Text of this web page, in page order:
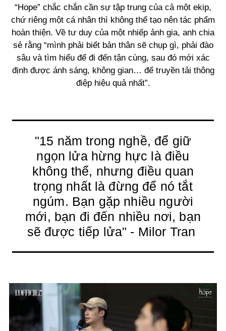
“Hope” chắc chắn cần sự tập trung của cả một ekip,
chứ riêng một cá nhân thì không thể tạo nên tác phẩm
hoàn thiện. Về tư duy của một nhiếp ảnh gia, anh chia
sẻ rằng “mình phải biết bản thân sẽ chụp gì, phải đào
sâu và tìm hiểu để đi đến tận cùng, sau đó mới xác
định được ánh sáng, không gian… để truyền tải thông
điệp hiệu quả nhất”.
"15 năm trong nghề, để giữ
ngọn lửa hừng hực là điều
không thể, nhưng điều quan
trọng nhất là đừng để nó tắt
ngúm. Bạn gặp nhiều người
mới, bạn đi đến nhiều nơi, bạn
sẽ được tiếp lửa" - Milor Tran